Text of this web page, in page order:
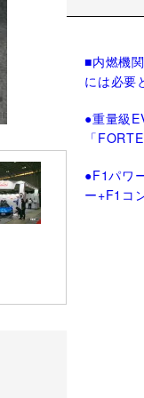
■内燃機
には必要
●重量級
「
●F1パワ
ー+F1コ